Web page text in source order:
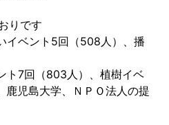
りです
イベント5回（508人）、播
ト7回（803人）、植樹イベ
鹿児島大学、ＮＰＯ法人の提